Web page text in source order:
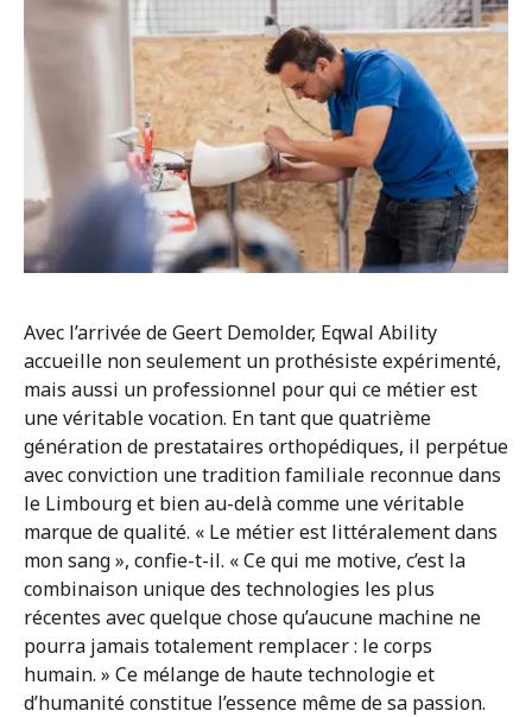
Avec l’arrivée de Geert Demolder, Eqwal Ability
accueille non seulement un prothésiste expérimenté,
mais aussi un professionnel pour qui ce métier est
une véritable vocation. En tant que quatrième
génération de prestataires orthopédiques, il perpétue
avec conviction une tradition familiale reconnue dans
le Limbourg et bien au-delà comme une véritable
marque de qualité. « Le métier est littéralement dans
mon sang », confie-t-il. « Ce qui me motive, c’est la
combinaison unique des technologies les plus
récentes avec quelque chose qu’aucune machine ne
pourra jamais totalement remplacer : le corps
humain. » Ce mélange de haute technologie et
d’humanité constitue l’essence même de sa passion.